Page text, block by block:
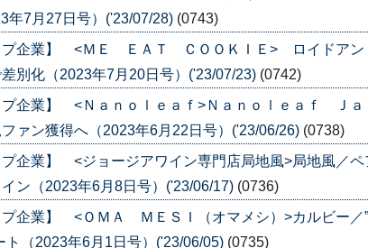
年7月27日号）('23/07/28) (0743)
プ企業】 <ＭＥ ＥＡＴ ＣＯＯＫＩＥ> ロイドアン
別化（2023年7月20日号）('23/07/23) (0742)
プ企業】 <Ｎａｎｏｌｅａｆ>Ｎａｎｏｌｅａｆ Ｊａ
ァン獲得へ（2023年6月22日号）('23/06/26) (0738)
プ企業】 <ジョージアワイン専門店局地風>局地風／ペ
ン（2023年6月8日号）('23/06/17) (0736)
プ企業】 <ＯＭＡ ＭＥＳＩ（オマメシ）>カルビー／
ト（2023年6月1日号）('23/06/05) (0735)